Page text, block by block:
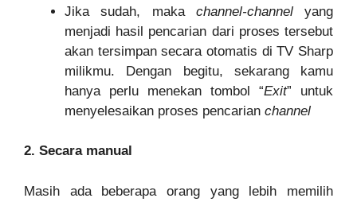
Jika sudah, maka channel-channel yang
menjadi hasil pencarian dari proses tersebut
akan tersimpan secara otomatis di TV Sharp
milikmu. Dengan begitu, sekarang kamu
hanya perlu menekan tombol “Exit” untuk
menyelesaikan proses pencarian channel
2. Secara manual
Masih ada beberapa orang yang lebih memilih